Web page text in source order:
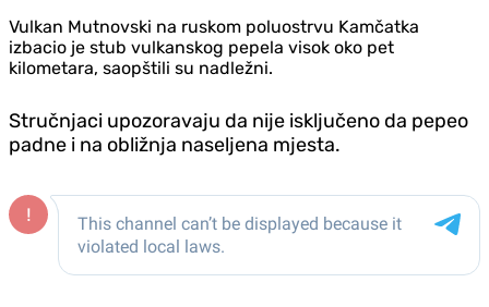
Vulkan Mutnovski na ruskom poluostrvu Kamčatka
izbacio je stub vulkanskog pepela visok oko pet
kilometara, saopštili su nadležni.
Stručnjaci upozoravaju da nije isključeno da pepeo
padne i na obližnja naseljena mjesta.